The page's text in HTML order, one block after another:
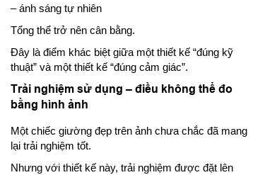
– ánh sáng tự nhiên
Tổng thể trở nên cân bằng.
Đây là điểm khác biệt giữa một thiết kế “đúng kỹ
thuật” và một thiết kế “đúng cảm giác”.
Trải nghiệm sử dụng – điều không thể đo
bằng hình ảnh
Một chiếc giường đẹp trên ảnh chưa chắc đã mang
lại trải nghiệm tốt.
Nhưng với thiết kế này, trải nghiệm được đặt lên